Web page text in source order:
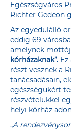
Egészségváros
Richter Gedeon
Az egyedülálló
eddig 69
amelynek
kórházaknak”.
részt vesznek a
tanácsadásain,
egészségükért
részvételükkel
helyi kórház
„A